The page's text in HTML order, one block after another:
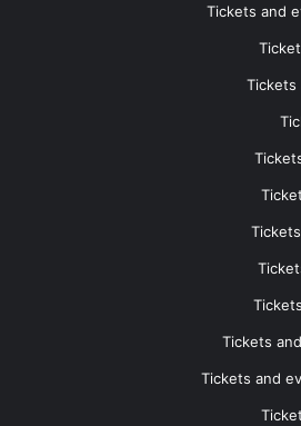
Tickets and
Tickets
Tickets
Tickets and